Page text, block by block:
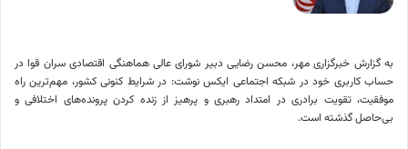
به گزارش خبرگزاری مهر، محسن رضایی دبیر شورای عالی هماهنگی اقتصادی سران قوا در
حساب کاربری خود در شبکه اجتماعی ایکس نوشت: در شرایط کنونی کشور، مهم‌ترین راه
موفقیت، تقویت برادری در امتداد رهبری و پرهیز از زنده کردن پرونده‌های اختلافیو
بی‌حاصل گذشته است.